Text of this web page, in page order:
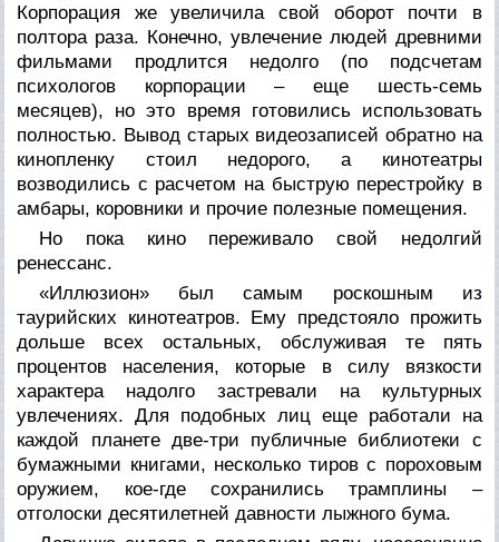
Корпорация же увеличила свой оборот почти в
полтора раза. Конечно, увлечение людей древними
фильмами продлится недолго (по подсчетам
психологов корпорации – еще шесть-семь
месяцев), но это время готовились использовать
полностью. Вывод старых видеозаписей обратно на
кинопленку стоил недорого, а кинотеатры
возводились с расчетом на быструю перестройку в
амбары, коровники и прочие полезные помещения.
Но пока кино переживало свой недолгий
ренессанс.
«Иллюзион» был самым роскошным из
таурийских кинотеатров. Ему предстояло прожить
дольше всех остальных, обслуживая те пять
процентов населения, которые в силу вязкости
характера надолго застревали на культурных
увлечениях. Для подобных лиц еще работали на
каждой планете две-три публичные библиотеки с
бумажными книгами, несколько тиров с пороховым
оружием, кое-где сохранились трамплины –
отголоски десятилетней давности лыжного бума.